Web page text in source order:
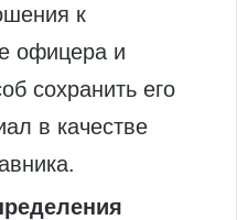
к
офицера и
сохранить его
в качестве